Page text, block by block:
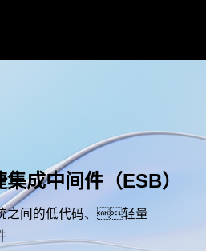
成中间件（ESB）
之间的低代码、轻量